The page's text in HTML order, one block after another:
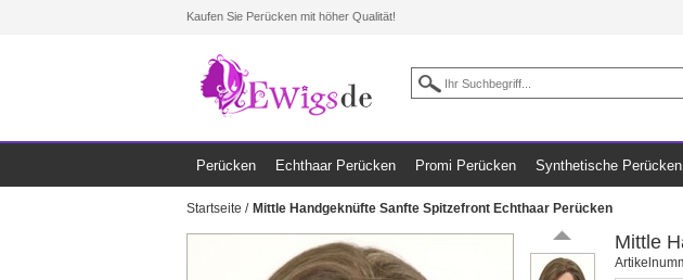
Kaufen Sie Perücken mit höher Qualität!
Perücken Echthaar Perücken Promi Perücken Synthetische Perücken
Startseite / Mittle Handgeknüfte Sanfte Spitzefront Echthaar Perücken
Mittle